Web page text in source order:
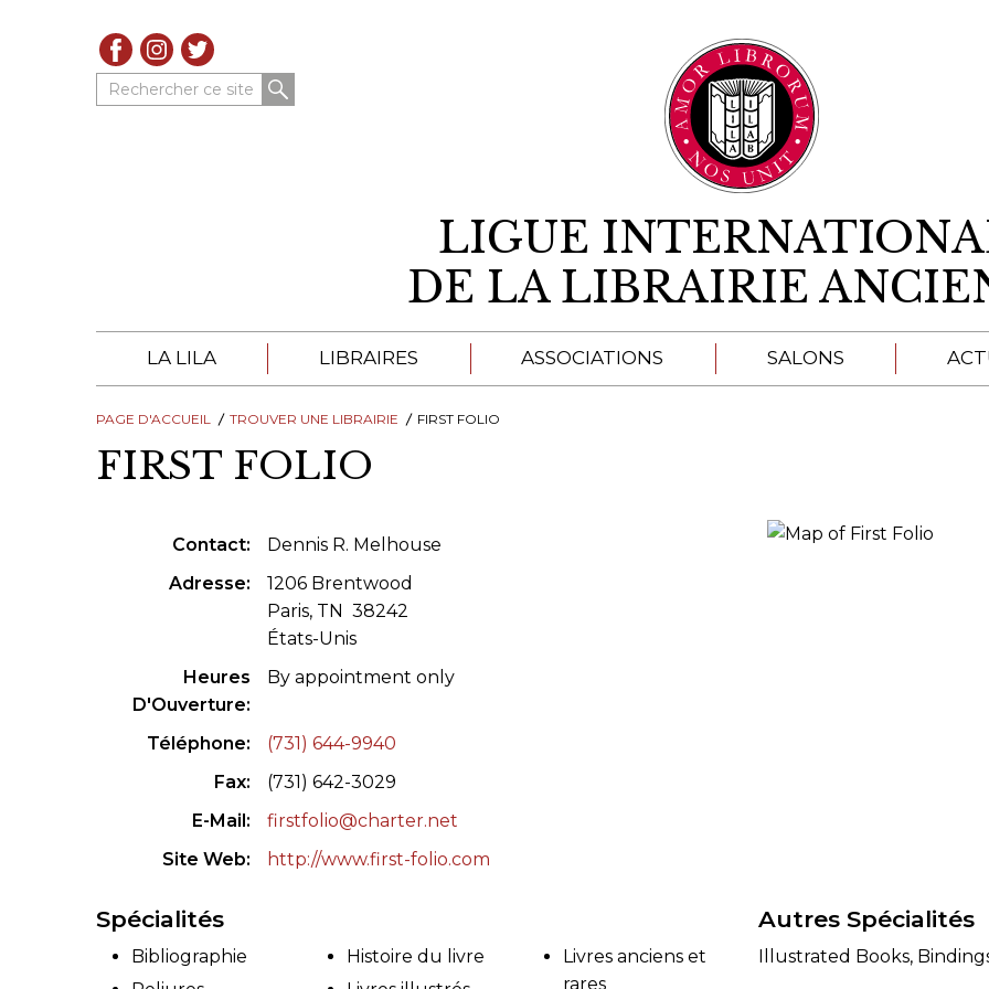
Rechercher ce site
LIGUE
DE LA LIBRAIRIE
LA LILA
À PROPOS DE LA LILA
TROUVER UNE LIBRAIRIE
SALONS INTERNATIONAUX DE LA LILA
CODE ES US ET COUTUMES DE LA LILA
L'HISTOIRE DE LA LILA
ÉDUCATION & MENTORAT
VIDEOS AND RESSOURCES
LIBRAIRES
LIBRAIRES DE LA LILA
CATALOGUES
RÉPERTOIRE DES LIBRAIRIES
ASSOCIATIONS SALONS
PAGE D'ACCUEIL TROUVER UNE LIBRAIRIE FIRST FOLIO
FIRST FOLIO
Contact
Dennis R. Melhouse
Adresse
1206 Brentwood
Paris, TN 38242
États-Unis
Heures
D'Ouverture
By appointment only
Téléphone
(731) 644-9940
Fax
(731) 642-3029
E-Mail
firstfolio@charter.net
Site Web
http://www.first-folio.com
Spécialités
Bibliographie
Histoire du livre
Livres anciens et
rares
Autres Spécialités
Illustrated Books,